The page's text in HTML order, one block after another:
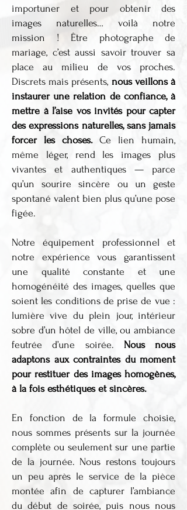
importuner et pour obtenir des
images naturelles… voilà notre
mission ! Être photographe de
mariage, c’est aussi savoir trouver sa
place au milieu de vos proches.
Discrets mais présents, nous veillons à
instaurer une relation de confiance, à
mettre à l’aise vos invités pour capter
des expressions naturelles, sans jamais
forcer les choses.Ce lien humain,
même léger, rend les images plus
vivantes et authentiques — parce
qu’un sourire sincère ou un geste
spontané valent bien plus qu’une pose
figée.
Notre équipement professionnel et
notre expérience vous garantissent
une qualité constante et une
homogénéité des images, quelles que
soient les conditions de prise de vue :
lumière vive du plein jour, intérieur
sobre d’un hôtel de ville, ou ambiance
feutrée d’une soirée. Nous nous
adaptons aux contraintes du moment
pour restituer des images homogènes,
à la fois esthétiques et sincères.
En fonction de la formule choisie,
nous sommes présents sur la journée
complète ou seulement sur une partie
de la journée. Nous restons toujours
un peu après le service de la pièce
montée afin de capturer l’ambiance
du début de soirée, puis nous nous